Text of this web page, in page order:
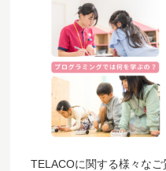
TELACOに関する様々なご